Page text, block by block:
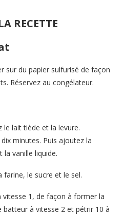
RECETTE
sur du papier sulfurisé de façon
Réservez au congélateur.
le lait tiède et la levure.
minutes. Puis ajoutez la
la vanille liquide.
farine, le sucre et le sel.
1, de façon à former la
batteur à vitesse 2 et pétrir 10 à